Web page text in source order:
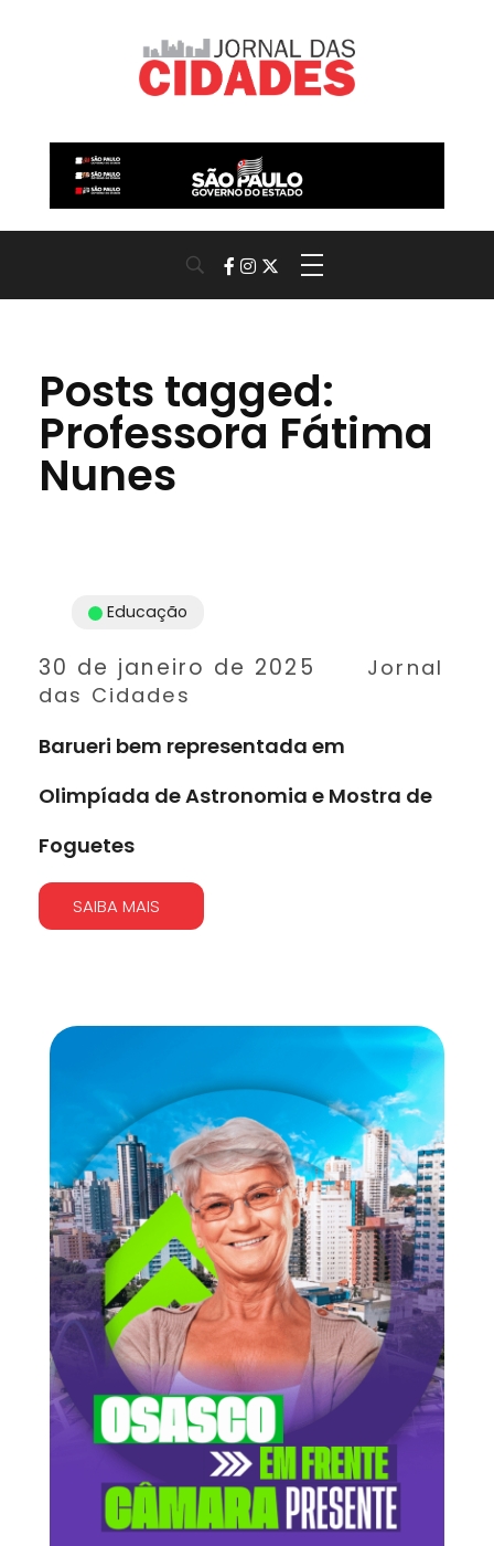
Posts tagged:
Professora Fátima
Nunes
30 de janeiro de 2025
Jornal
das Cidades
Educação
Barueri bem representada em
Olimpíada de Astronomia e Mostra de
Foguetes
SAIBA MAIS